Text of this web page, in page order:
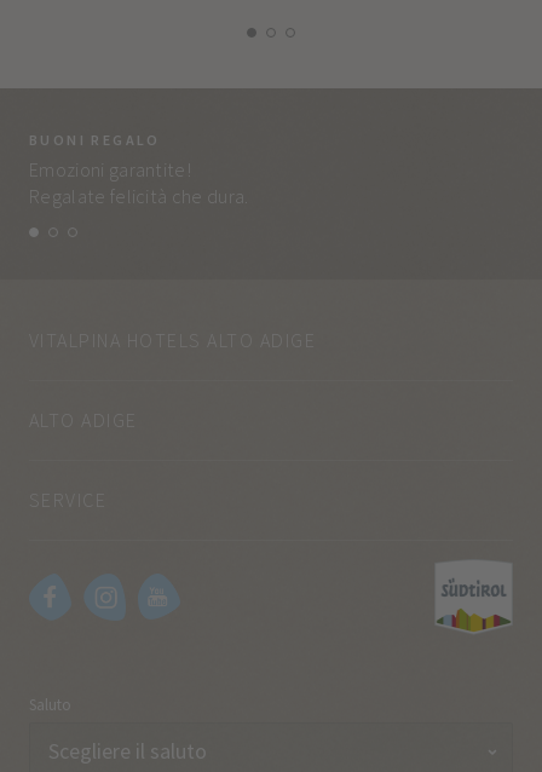
BUONI REGALO
Emozioni garantite!
Regalate felicità che dura.
VITALPINA HOTELS ALTO ADIGE
ALTO ADIGE
Saluto